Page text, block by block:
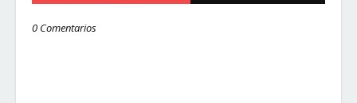
0 Comentarios